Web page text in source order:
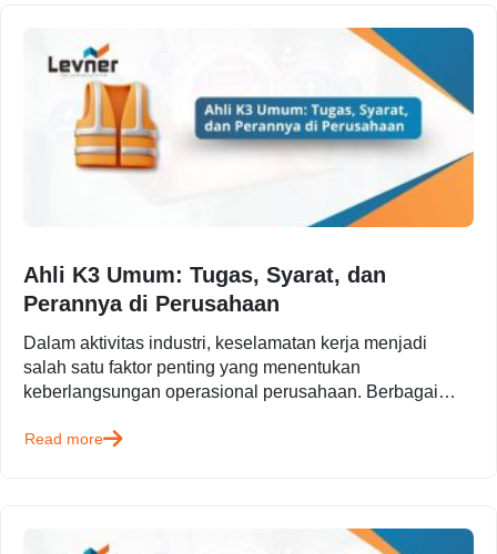
Ahli K3 Umum: Tugas, Syarat, dan
Perannya di Perusahaan
Dalam aktivitas industri, keselamatan kerja menjadi
salah satu faktor penting yang menentukan
keberlangsungan operasional perusahaan. Berbagai
pertambangan, hingga migas memiliki…
Read more